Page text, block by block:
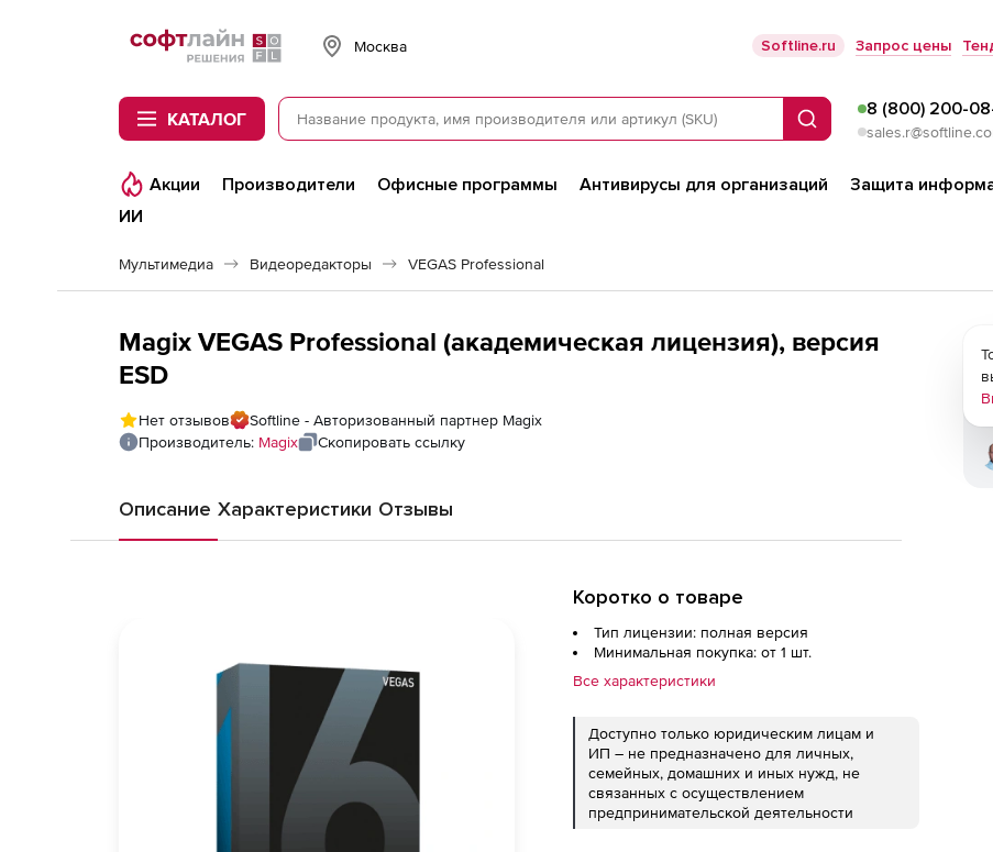
Softline
Москва Softline.ru Запрос цены
КАТАЛОГ Поиск
8 (800) 200-
Акции Производители Офисные программы Антивирусы для организаций Защита
ИИ
Мультимедиа Видеоредакторы VEGAS Professional
Magix VEGAS Professional (академическая лицензия), версия
ESD
Нет отзывов
Softline - Авторизованный партнер Magix
Производитель: Magix Скопировать ссылку
Описание Характеристики Отзывы
Коротко о товаре
Тип лицензии: полная версия
Минимальная покупка: от 1 шт.
Все характеристики
Доступно только юридическим лицам и
ИП – не предназначено для личных,
семейных, домашних и иных нужд, не
связанных с осуществлением
предпринимательской деятельности